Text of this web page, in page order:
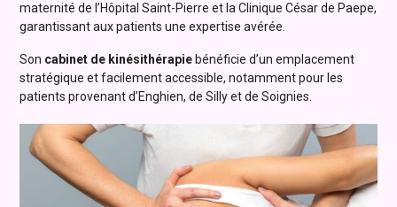
maternité de l’Hôpital Saint-Pierre et la Clinique César de Paepe,
garantissant aux patients une expertise avérée.
Son cabinet de kinésithérapie bénéficie d’un emplacement
stratégique et facilement accessible, notamment pour les
patients provenant d’Enghien, de Silly et de Soignies.